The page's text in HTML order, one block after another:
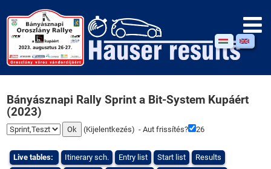
Bányásznapi Rally Sprint a Bit-System Kupáért
(2023)
(Kijelentkezés) - Aut frissítés? 26
Live tables: Itinerary sch. Entry list Start list
Results